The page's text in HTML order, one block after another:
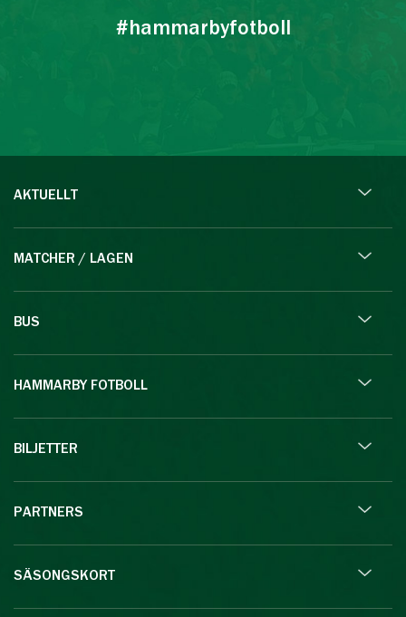
#hammarbyfotboll
AKTUELLT
MATCHER / LAGEN
BUS
HAMMARBY FOTBOLL
BILJETTER
PARTNERS
SÄSONGSKORT